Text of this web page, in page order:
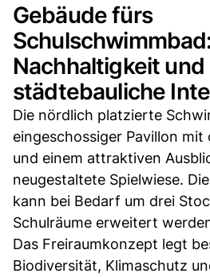
Gebäude fürs
Nachhaltigkeit und
städtebauliche
Die nördlich platzierte
eingeschossiger Pavillon
und einem attraktiven
neugestaltete Spielwiese.
kann bei Bedarf um drei
Schulräume erweitert
Das Freiraumkonzept legt
Biodiversität, Klimaschutz